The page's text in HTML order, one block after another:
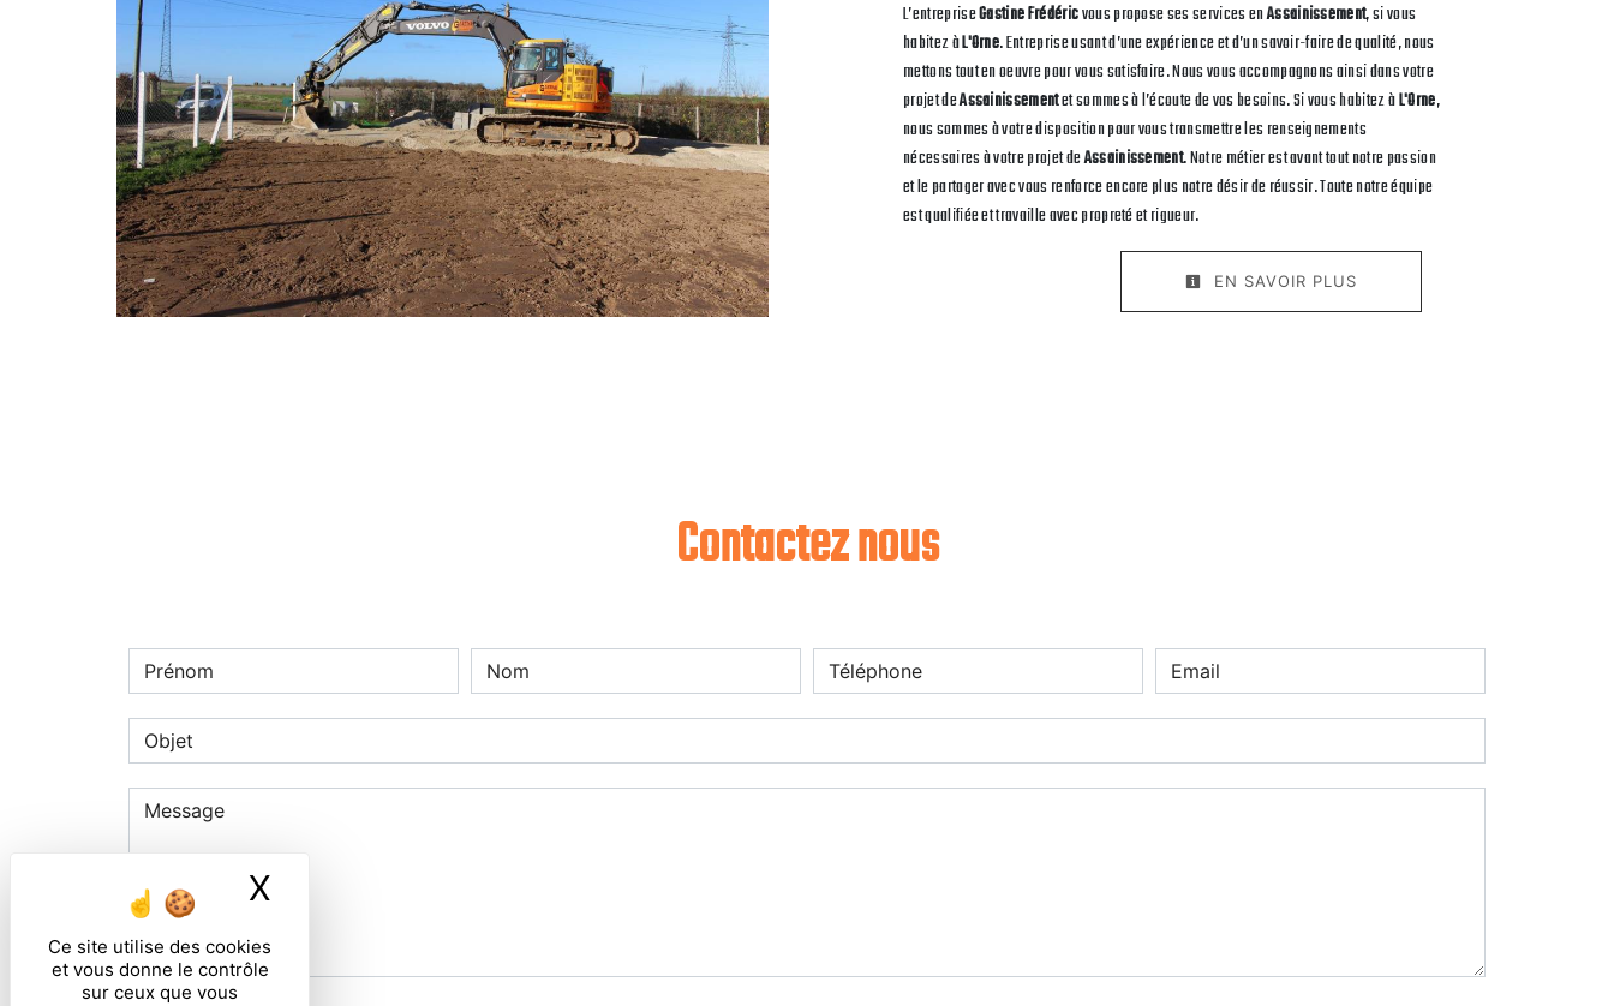
Ce site utilise des cookies
et vous donne le contrôle
sur ceux que vous
X
L’entrepriseGastine Frédéricvous propose ses services enAssainissement, si vous
habitez àL'Orne. Entreprise usant d’une expérience et d’un savoir-faire de qualité, nous
mettons tout en oeuvre pour vous satisfaire. Nous vous accompagnons ainsi dans votre
projet deAssainissementet sommes à l’écoute de vos besoins. Si vous habitez àL'Orne,
nous sommes à votre disposition pour vous transmettre les renseignements
nécessaires à votre projet deAssainissement. Notre métier est avant tout notre passion
et le partager avec vous renforce encore plus notre désir de réussir. Toute notre équipe
est qualifiée et travaille avec propreté et rigueur.
EN SAVOIR PLUS
Contactez nous